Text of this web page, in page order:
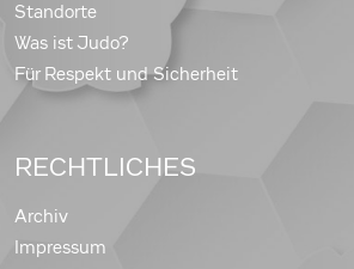
Standorte
Was ist Judo?
Für Respekt und Sicherheit
RECHTLICHES
Archiv
Impressum